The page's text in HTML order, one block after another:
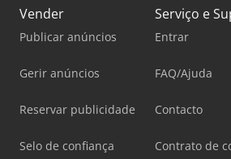
Vender
Publicar anúncios
Gerir anúncios
Reservar publicidade
Selo de confiança
Serviço e
Entrar
FAQ/Ajuda
Contacto
Contrato de